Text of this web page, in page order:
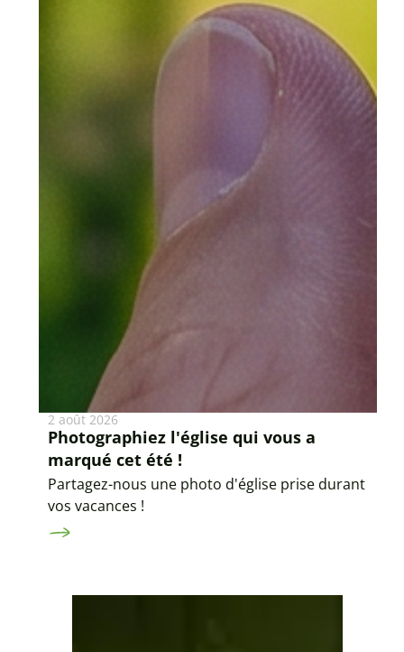
2 août 2026
Photographiez l'église qui vous a
marqué cet été !
Partagez-nous une photo d'église prise durant
vos vacances !